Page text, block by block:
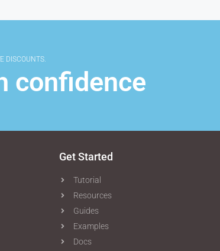
DISCOUNTS.
confidence
Get Started
Tutorial
Resources
Guides
Examples
Docs